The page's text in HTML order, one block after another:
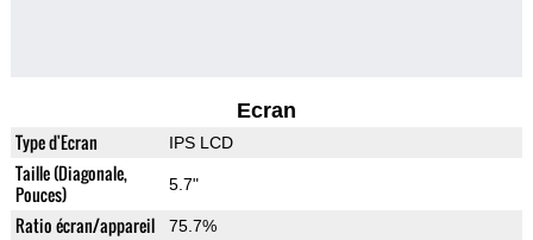
Ecran
Type d'Ecran IPS LCD
Taille (Diagonale,
Pouces)
5.7"
Ratio écran/appareil 75.7%